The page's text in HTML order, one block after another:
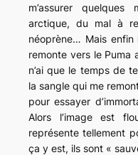
m’assurer
arctique, du mal à
néoprène… Mais
remonte vers le Puma
n’ai que le temps de
la sangle qui me
pour essayer
Alors l’image est
représente tellement
ça y est, ils sont «